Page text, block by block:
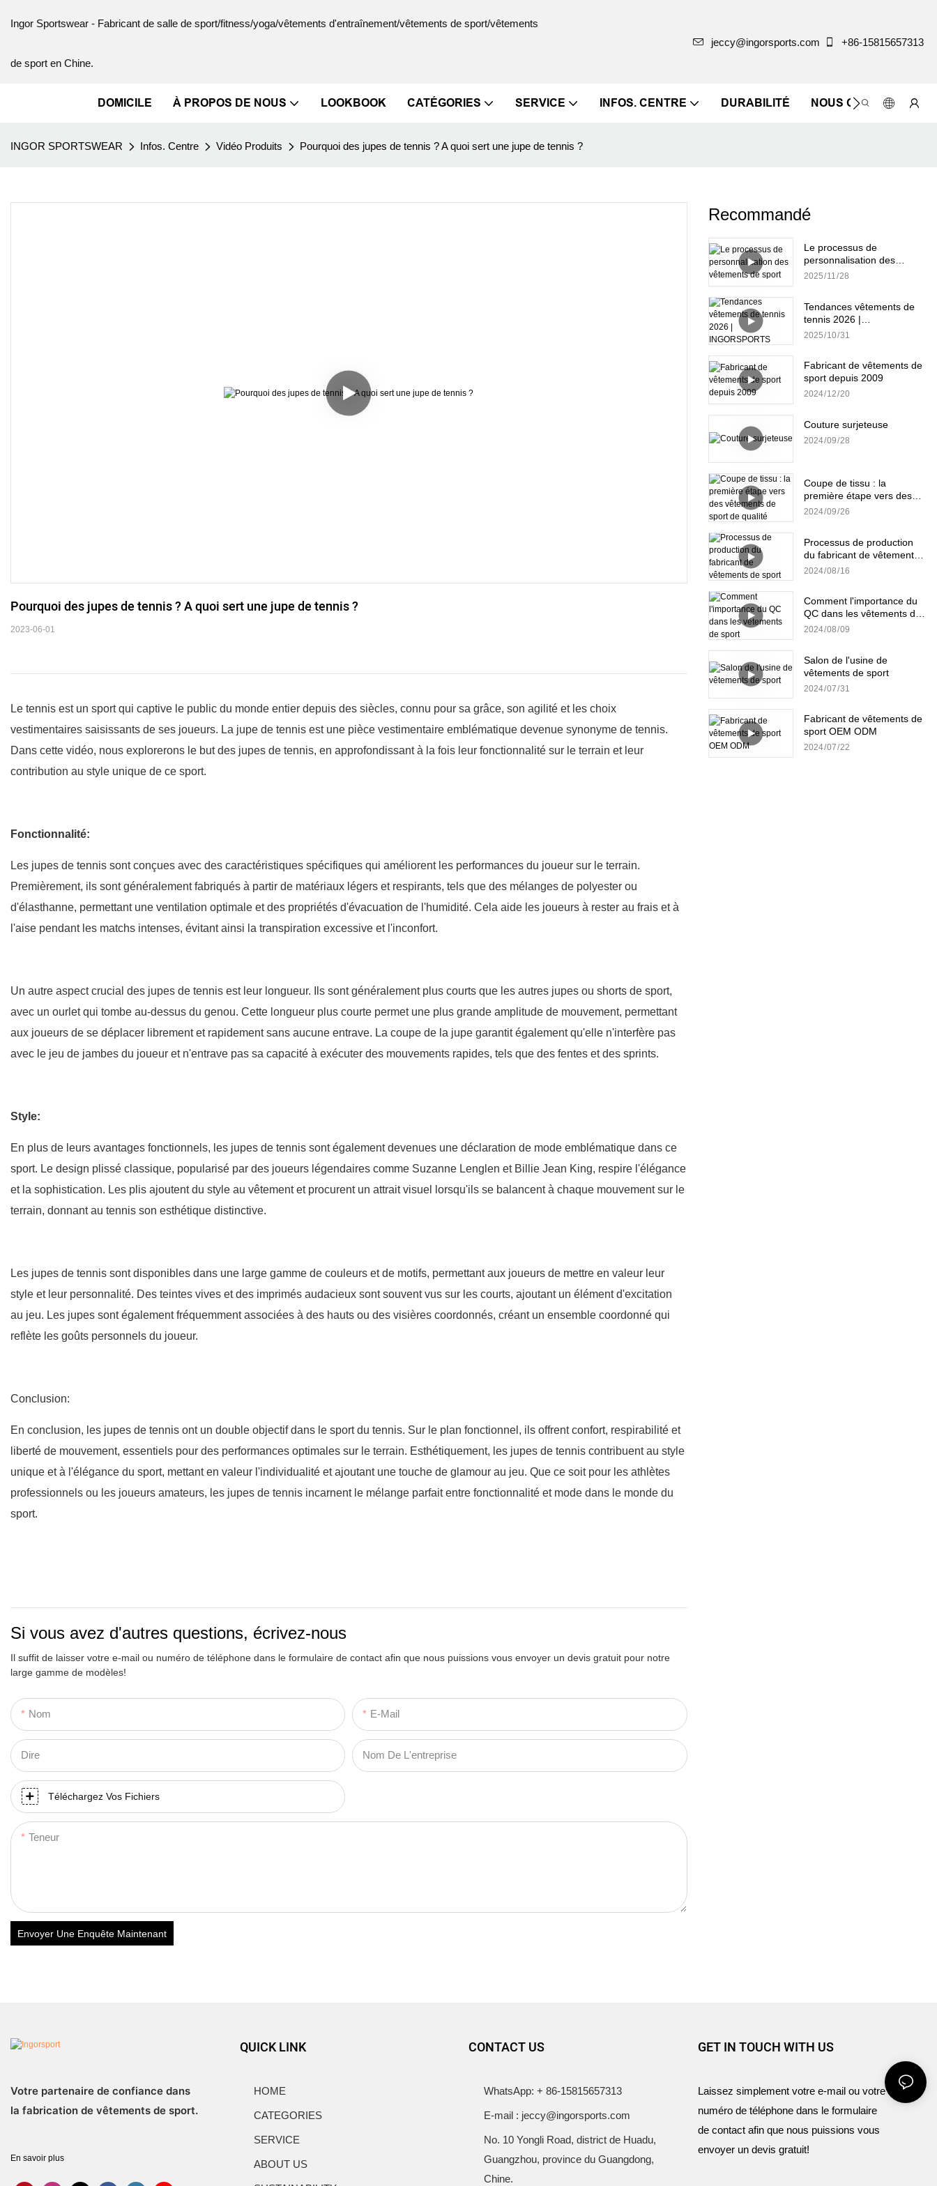
Ingor Sportswear - Fabricant de salle de sport/fitness/yoga/vêtements d'entraînement/vêtements de sport/vêtements
de sport en Chine.
jeccy@ingorsports.com +86-15815657313
DOMICILE À PROPOS DE NOUS LOOKBOOK CATÉGORIES SERVICE INFOS. CENTRE DURABILITÉ NOUS CONTACTER
INGOR SPORTSWEAR Infos. Centre Vidéo Produits Pourquoi des jupes de tennis ? A quoi sert une jupe de tennis ?
Pourquoi des jupes de tennis ? A quoi sert une jupe de tennis ?
2023-06-01
Le tennis est un sport qui captive le public du monde entier depuis des siècles, connu pour sa grâce, son agilité et les choix
vestimentaires saisissants de ses joueurs. La jupe de tennis est une pièce vestimentaire emblématique devenue synonyme de tennis.
Dans cette vidéo, nous explorerons le but des jupes de tennis, en approfondissant à la fois leur fonctionnalité sur le terrain et leur
contribution au style unique de ce sport.
Fonctionnalité:
Les jupes de tennis sont conçues avec des caractéristiques spécifiques qui améliorent les performances du joueur sur le terrain.
Premièrement, ils sont généralement fabriqués à partir de matériaux légers et respirants, tels que des mélanges de polyester ou
d'élasthanne, permettant une ventilation optimale et des propriétés d'évacuation de l'humidité. Cela aide les joueurs à rester au frais et à
l'aise pendant les matchs intenses, évitant ainsi la transpiration excessive et l'inconfort.
Un autre aspect crucial des jupes de tennis est leur longueur. Ils sont généralement plus courts que les autres jupes ou shorts de sport,
avec un ourlet qui tombe au-dessus du genou. Cette longueur plus courte permet une plus grande amplitude de mouvement, permettant
aux joueurs de se déplacer librement et rapidement sans aucune entrave. La coupe de la jupe garantit également qu'elle n'interfère pas
avec le jeu de jambes du joueur et n'entrave pas sa capacité à exécuter des mouvements rapides, tels que des fentes et des sprints.
Style:
En plus de leurs avantages fonctionnels, les jupes de tennis sont également devenues une déclaration de mode emblématique dans ce
sport. Le design plissé classique, popularisé par des joueurs légendaires comme Suzanne Lenglen et Billie Jean King, respire l'élégance
et la sophistication. Les plis ajoutent du style au vêtement et procurent un attrait visuel lorsqu'ils se balancent à chaque mouvement sur le
terrain, donnant au tennis son esthétique distinctive.
Les jupes de tennis sont disponibles dans une large gamme de couleurs et de motifs, permettant aux joueurs de mettre en valeur leur
style et leur personnalité. Des teintes vives et des imprimés audacieux sont souvent vus sur les courts, ajoutant un élément d'excitation
au jeu. Les jupes sont également fréquemment associées à des hauts ou des visières coordonnés, créant un ensemble coordonné qui
reflète les goûts personnels du joueur.
Conclusion:
En conclusion, les jupes de tennis ont un double objectif dans le sport du tennis. Sur le plan fonctionnel, ils offrent confort, respirabilité et
liberté de mouvement, essentiels pour des performances optimales sur le terrain. Esthétiquement, les jupes de tennis contribuent au style
unique et à l'élégance du sport, mettant en valeur l'individualité et ajoutant une touche de glamour au jeu. Que ce soit pour les athlètes
professionnels ou les joueurs amateurs, les jupes de tennis incarnent le mélange parfait entre fonctionnalité et mode dans le monde du
sport.
Si vous avez d'autres questions, écrivez-nous
Il suffit de laisser votre e-mail ou numéro de téléphone dans le formulaire de contact afin que nous puissions vous envoyer un devis gratuit pour notre
large gamme de modèles!
Nom E-Mail
Dire Nom De L'entreprise
Téléchargez Vos Fichiers
Teneur
Envoyer Une Enquête Maintenant
Recommandé
Le processus de
personnalisation des
vêtements de sport
2025 11 28
Tendances vêtements de
tennis 2026 |
INGORSPORTS
2025 10 31
Fabricant de vêtements de
sport depuis 2009
2024 12 20
Couture surjeteuse
2024 09 28
Coupe de tissu : la
première étape vers des
vêtements de sport de
2024 09 26
Processus de production
du fabricant de vêtements
de sport
2024 08 16
Comment l'importance du
QC dans les vêtements de
sport
2024 08 09
Salon de l'usine de
vêtements de sport
2024 07 31
Fabricant de vêtements de
sport OEM ODM
2024 07 22
Votre partenaire de confiance dans
la fabrication de vêtements de sport.
En savoir plus
QUICK LINK
HOME
CATEGORIES
SERVICE
ABOUT US
CONTACT US
WhatsApp: + 86-15815657313
E-mail : jeccy@ingorsports.com
No. 10 Yongli Road, district de Huadu,
Guangzhou, province du Guangdong,
Chine.
GET IN TOUCH WITH US
Laissez simplement votre e-mail ou votre
numéro de téléphone dans le formulaire
de contact afin que nous puissions vous
envoyer un devis gratuit!